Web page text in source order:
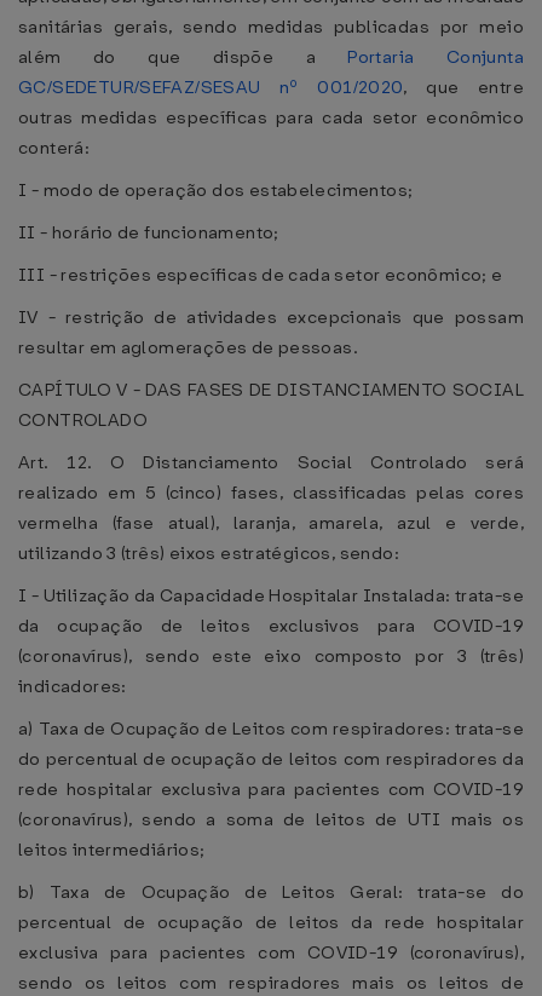
sanitárias gerais, sendo medidas publicadas por meio
além do que dispõe a Portaria Conjunta
GC/SEDETUR/SEFAZ/SESAU nº 001/2020, que entre
outras medidas específicas para cada setor econômico
conterá:
I - modo de operação dos estabelecimentos;
II - horário de funcionamento;
III - restrições específicas de cada setor econômico; e
IV - restrição de atividades excepcionais que possam
resultar em aglomerações de pessoas.
CAPÍTULO V - DAS FASES DE DISTANCIAMENTO SOCIAL
CONTROLADO
Art. 12. O Distanciamento Social Controlado será
realizado em 5 (cinco) fases, classificadas pelas cores
vermelha (fase atual), laranja, amarela, azul e verde,
utilizando 3 (três) eixos estratégicos, sendo:
I - Utilização da Capacidade Hospitalar Instalada: trata-se
da ocupação de leitos exclusivos para COVID-19
(coronavírus), sendo este eixo composto por 3 (três)
indicadores:
a) Taxa de Ocupação de Leitos com respiradores: trata-se
do percentual de ocupação de leitos com respiradores da
rede hospitalar exclusiva para pacientes com COVID-19
(coronavírus), sendo a soma de leitos de UTI mais os
leitos intermediários;
b) Taxa de Ocupação de Leitos Geral: trata-se do
percentual de ocupação de leitos da rede hospitalar
exclusiva para pacientes com COVID-19 (coronavírus),
sendo os leitos com respiradores mais os leitos de